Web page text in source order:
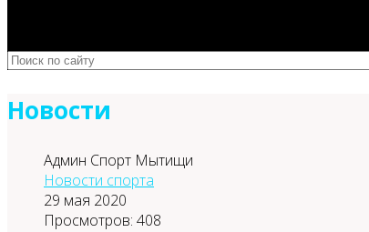
Новости
Админ Спорт Мытищи
Новости спорта
29 мая 2020
Просмотров: 408